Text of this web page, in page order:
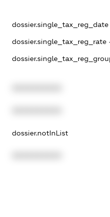
dossier.single_tax_reg_date -
dossier.single_tax_reg_rate
dossier.notInList